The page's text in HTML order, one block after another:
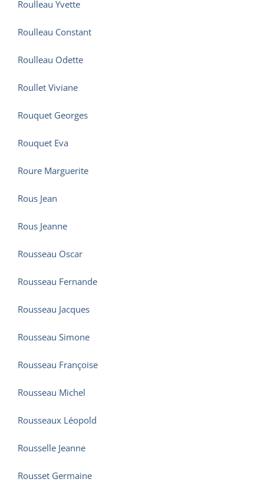
Roulleau Yvette
Roulleau Constant
Roulleau Odette
Roullet Viviane
Rouquet Georges
Rouquet Eva
Roure Marguerite
Rous Jean
Rous Jeanne
Rousseau Oscar
Rousseau Fernande
Rousseau Jacques
Rousseau Simone
Rousseau Françoise
Rousseau Michel
Rousseaux Léopold
Rousselle Jeanne
Rousset Germaine